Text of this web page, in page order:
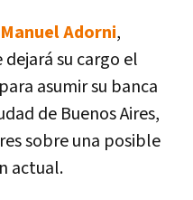
Manuel Adorni,
su cargo el
asumir su banca
de Buenos Aires,
sobre una posible
actual.